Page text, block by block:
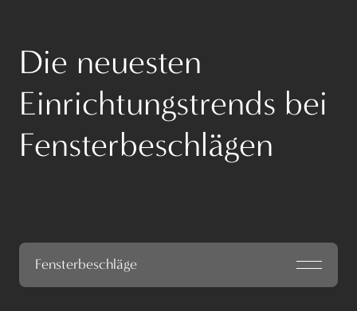
Die neuesten
Einrichtungstrends bei
Fensterbeschlägen
Fensterbeschläge